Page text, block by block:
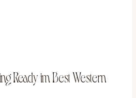
Ready im Best Western